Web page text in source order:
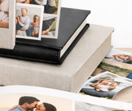
Taza Mágica
un solo color